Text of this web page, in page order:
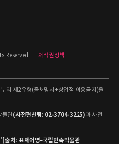
Reserved.
저작권정책
리 제2유형(출처명시+상업적 이용금지)을
물관(사전편찬팀: 02-3704-3225)과 사전
' [출처: 표제어명–국립민속박물관